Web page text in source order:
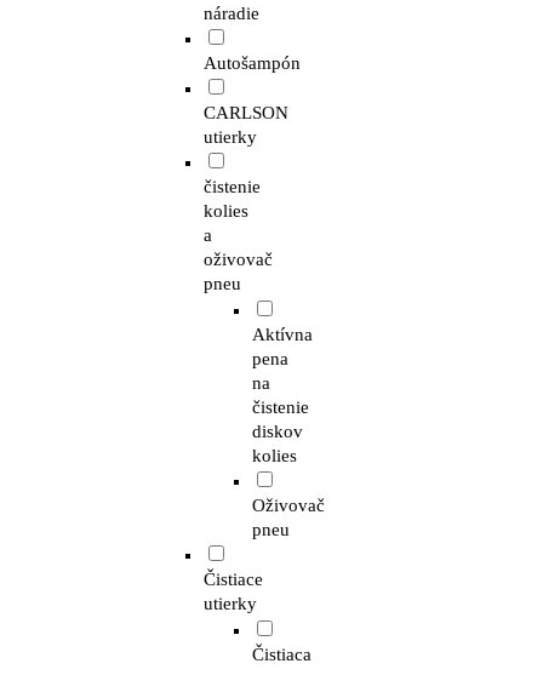
náradie
Autošampón
CARLSON
utierky
čistenie
kolies
a
oživovač
pneu
Aktívna
pena
na
čistenie
diskov
kolies
Oživovač
pneu
Čistiace
utierky
Čistiaca